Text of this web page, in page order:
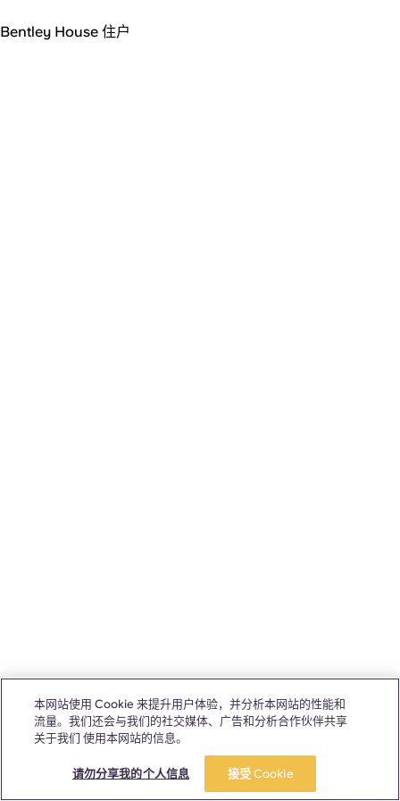
Bentley House 住户
本网站使用 Cookie 来提升用户体验，并分析本网站的性能和
流量。我们还会与我们的社交媒体、广告和分析合作伙伴共享
关于我们 使用本网站的信息。
请勿分享我的个人信息 接受 Cookie